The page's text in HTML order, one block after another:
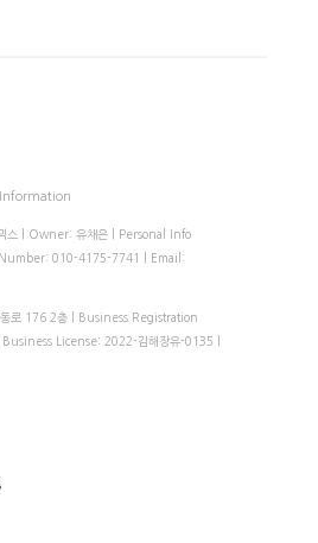
스 | Owner: 유채은 | Personal Info
010-4175-7741 | Email:
동로 176 2층 | Business Registration
Business License: 2022-김해장유-0135